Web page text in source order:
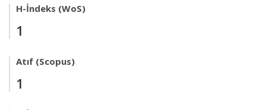
H-İndeks (WoS)
1
Atıf (Scopus)
1